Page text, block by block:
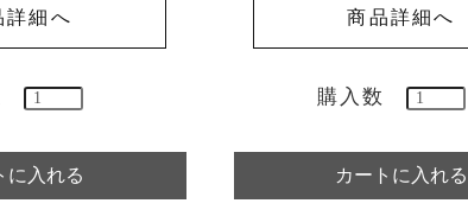
詳細へ 商品詳細へ
購入数